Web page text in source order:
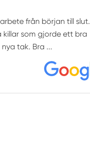
från början till slut.
som gjorde ett bra
tak. Bra ...